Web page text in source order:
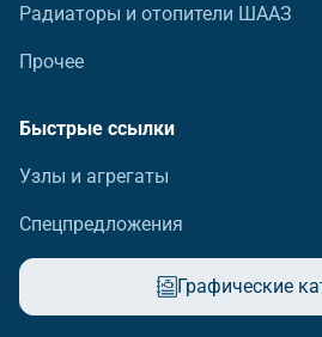
Радиаторы и отопители ШААЗ
Прочее
Быстрые ссылки
Узлы и агрегаты
Спецпредложения
Графические